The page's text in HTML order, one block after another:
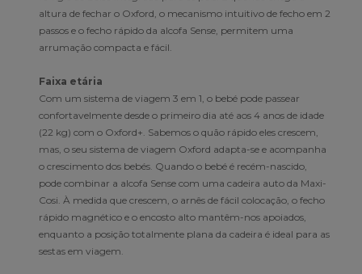
altura de fechar o Oxford, o mecanismo intuitivo de fecho em 2
passos e o fecho rápido da alcofa Sense, permitem uma
arrumação compacta e fácil.
Faixa etária
Com um sistema de viagem 3 em 1, o bebé pode passear
confortavelmente desde o primeiro dia até aos 4 anos de idade
(22 kg) com o Oxford+. Sabemos o quão rápido eles crescem,
mas, o seu sistema de viagem Oxford adapta-se e acompanha
o crescimento dos bebés. Quando o bebé é recém-nascido,
pode combinar a alcofa Sense com uma cadeira auto da Maxi-
Cosi. À medida que crescem, o arnês de fácil colocação, o fecho
rápido magnético e o encosto alto mantêm-nos apoiados,
enquanto a posição totalmente plana da cadeira é ideal para as
sestas em viagem.